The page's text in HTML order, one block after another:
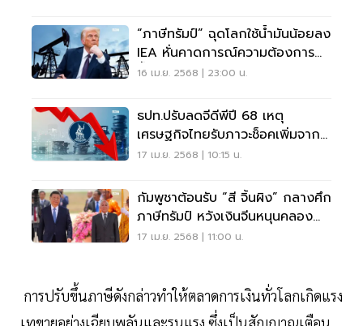
“ภาษีทรัมป์” ฉุดโลกใช้น้ำมันน้อยลง
IEA หั่นคาดการณ์ความต้องการ
น้ำมันลดฮวบ
16 เม.ย. 2568 | 23:00 น.
ธปท.ปรับลดจีดีพีปี 68 เหตุ
เศรษฐกิจไทยรับภาวะช็อคเพิ่มจาก
ภาษีทรัมป์
17 เม.ย. 2568 | 10:15 น.
กัมพูชาต้อนรับ “สี จิ้นผิง” กลางศึก
ภาษีทรัมป์ หวังเงินจีนหนุนคลอง
หมื่นล้าน
17 เม.ย. 2568 | 11:00 น.
การปรับขึ้นภาษีดังกล่าวทำให้ตลาดการเงินทั่วโลกเกิดแรง